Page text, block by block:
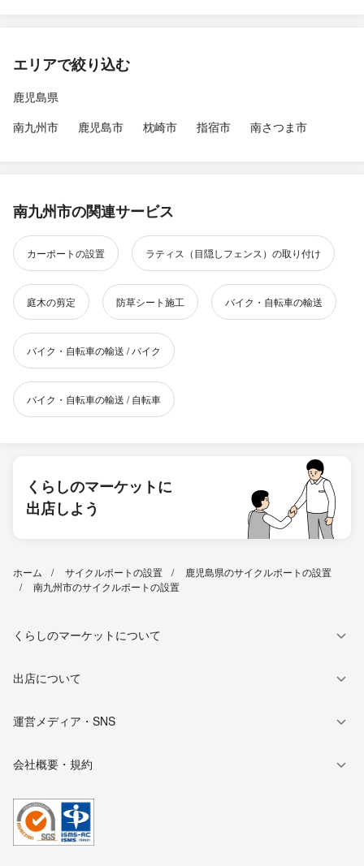
エリアで絞り込む
鹿児島県
南九州市
鹿児島市 枕崎市 指宿市 南さつま市
南九州市の関連サービス
カーポートの設置 ラティス（目隠しフェンス）の取り付け
庭木の剪定 防草シート施工 バイク・自転車の輸送
バイク・自転車の輸送 / バイク
バイク・自転車の輸送 / 自転車
くらしのマーケットに
出店しよう
ホーム サイクルポートの設置
鹿児島県のサイクルポートの設置
南九州市のサイクルポートの設置
くらしのマーケットについて
出店について
運営メディア・SNS
会社概要・規約